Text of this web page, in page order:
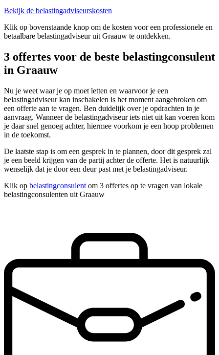
Bekijk de belastingadviseurskosten
Klik op bovenstaande knop om de kosten voor een professionele en
betaalbare belastingadviseur uit Graauw te ontdekken.
3 offertes voor de beste belastingconsulent
in Graauw
Nu je weet waar je op moet letten en waarvoor je een
belastingadviseur kan inschakelen is het moment aangebroken om
een offerte aan te vragen. Ben duidelijk over je opdrachten in je
aanvraag. Wanneer de belastingadviseur iets niet uit kan voeren kom
je daar snel genoeg achter, hiermee voorkom je een hoop problemen
in de toekomst.
De laatste stap is om een gesprek in te plannen, door dit gesprek zal
je een beeld krijgen van de partij achter de offerte. Het is natuurlijk
wenselijk dat je door een deur past met je belastingadviseur.
Klik op belastingconsulent om 3 offertes op te vragen van lokale
belastingconsulenten uit Graauw